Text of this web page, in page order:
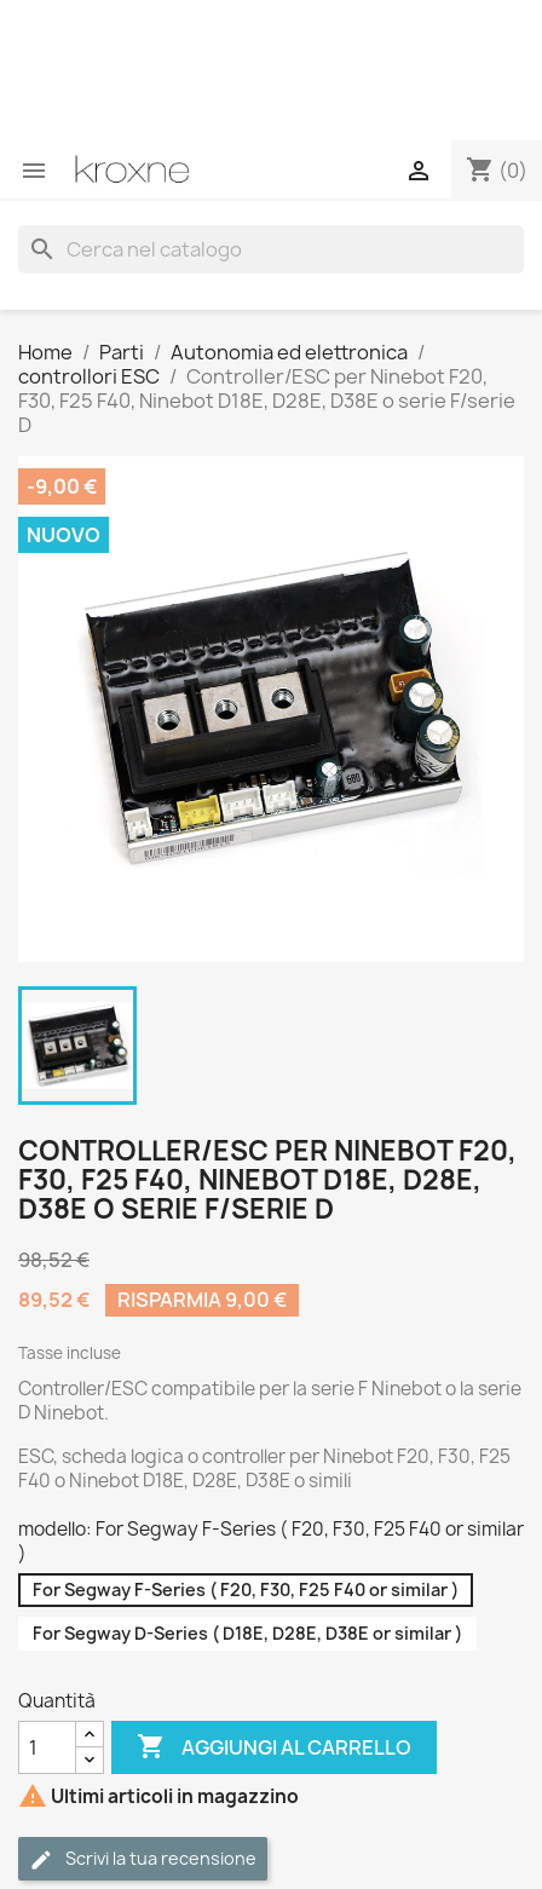
 shopping_cart (0)

search
Home Parti
Autonomia ed elettronica
controllori ESC
Controller/ESC per Ninebot F20,
F30, F25 F40, Ninebot D18E, D28E, D38E o serie F/serie
D
-9,00 €
NUOVO
CONTROLLER/ESC PER NINEBOT F20,
F30, F25 F40, NINEBOT D18E, D28E,
D38E O SERIE F/SERIE D
98,52 €
89,52 €
RISPARMIA 9,00 €
Tasse incluse
Controller/ESC compatibile per la serie F Ninebot o la serie
D Ninebot.
ESC, scheda logica o controller per Ninebot F20, F30, F25
F40 o Ninebot D18E, D28E, D38E o simili
modello: For Segway F-Series ( F20, F30, F25 F40 or similar
)
For Segway F-Series ( F20, F30, F25 F40 or similar )
For Segway D-Series ( D18E, D28E, D38E or similar )
Quantità
 AGGIUNGI AL CARRELLO
 Ultimi articoli in magazzino
Scrivi la tua recensione